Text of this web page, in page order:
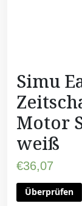
Simu
Motor
weiß
€36,07
Überprüfen